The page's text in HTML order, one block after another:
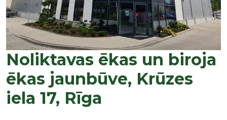
Noliktavas ēkas un biroja
ēkas jaunbūve, Krūzes
iela 17, Rīga